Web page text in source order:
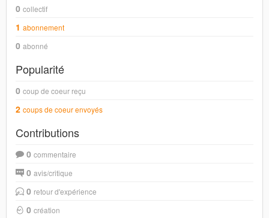
0 collectif
1 abonnement
0 abonné
Popularité
0 coup de coeur reçu
2 coups de coeur envoyés
Contributions
0 commentaire
0 avis/critique
0 retour d'expérience
0 création